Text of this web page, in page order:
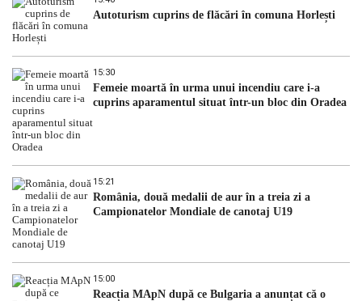
Autoturism cuprins de flăcări în comuna Horlești
15:30
Femeie moartă în urma unui incendiu care i-a
cuprins aparamentul situat într-un bloc din Oradea
15:21
România, două medalii de aur în a treia zi a
Campionatelor Mondiale de canotaj U19
15:00
Reacția MApN după ce Bulgaria a anunțat că o